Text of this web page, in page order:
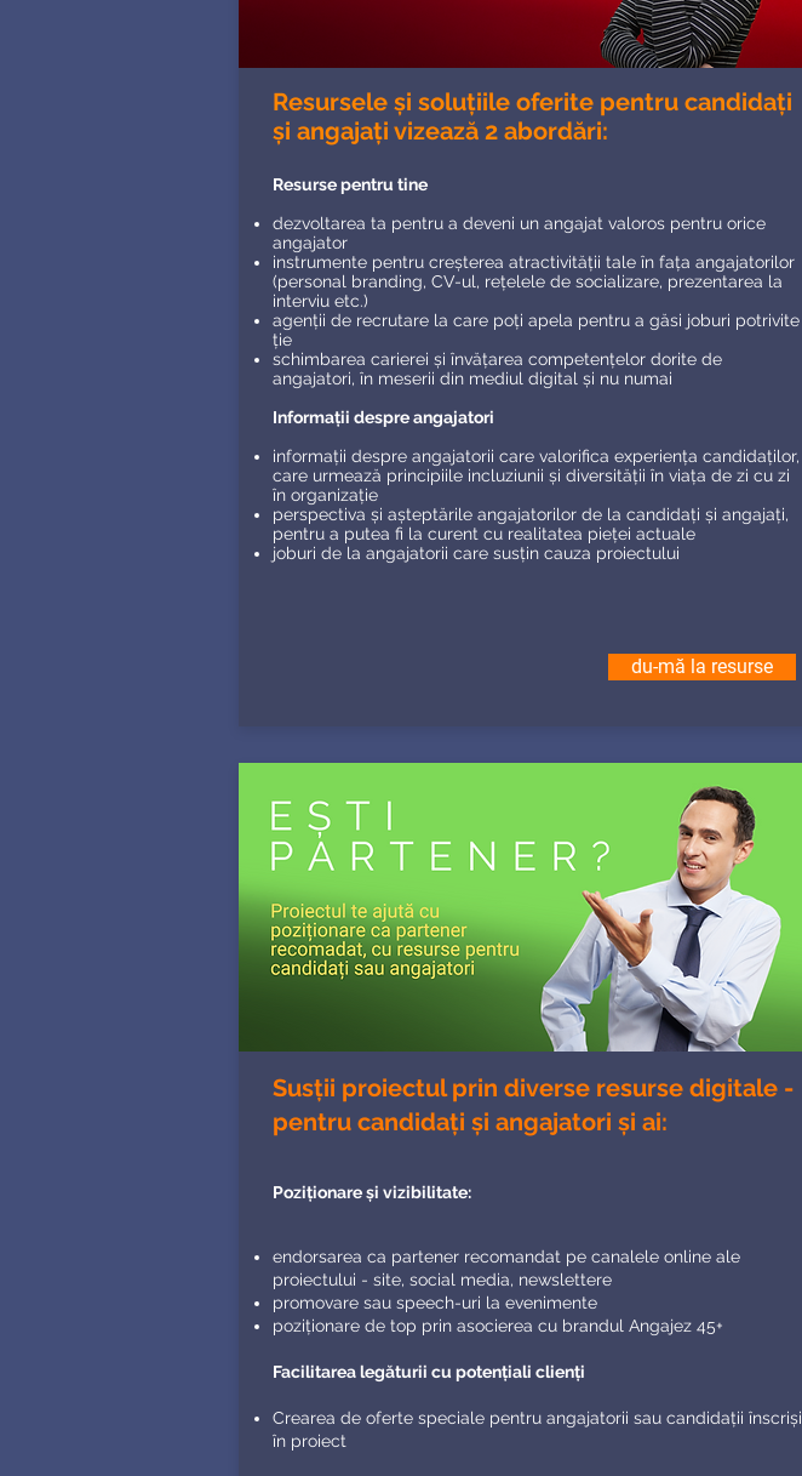
Resursele și soluțiile oferite pentru candidați
și angajați vizează 2 abordări:
Resurse pentru tine
dezvoltarea ta pentru a deveni un angajat valoros pentru orice
angajator
instrumente pentru creșterea atractivității tale în fața angajatorilor
(personal branding, CV-ul, rețelele de socializare, prezentarea la
interviu etc.)
agenții de recrutare la care poți apela pentru a găsi joburi potrivite
ție
schimbarea carierei și învățarea competențelor dorite de
angajatori, în meserii din mediul digital și nu numai
Informații despre angajatori
informații despre angajatorii care valorifica experiența candidaților,
care urmează principiile incluziunii și diversității în viața de zi cu zi
în organizație
perspectiva și așteptările angajatorilor de la candidați și angajați,
pentru a putea fi la curent cu realitatea pieței actuale
joburi de la angajatorii care susțin cauza proiectului
du-mă la resurse
Susții proiectul prin diverse resurse digitale -
pentru candidați și angajatori și ai:
Poziționare și vizibilitate:
endorsarea ca partener recomandat pe canalele online ale
proiectului - site, social media, newslettere
promovare sau speech-uri la evenimente
poziționare de top prin asocierea cu brandul Angajez 45+
Facilitarea legăturii cu potențiali clienți
​Crearea de oferte speciale pentru angajatorii sau candidații înscriși
în proiect